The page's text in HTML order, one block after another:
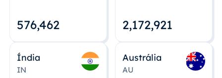
576,463 2,172,922
Índia
IN
Austrália
AU